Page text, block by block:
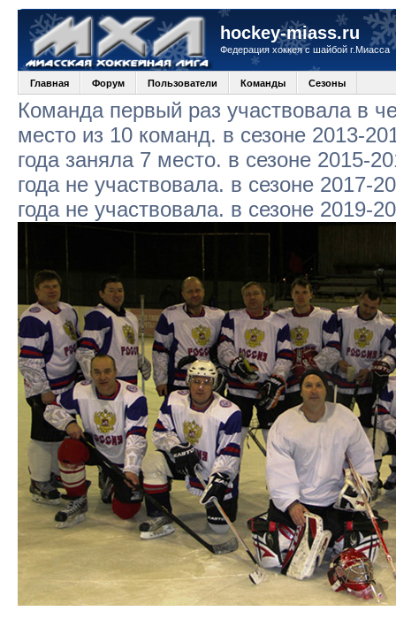
hockey-miass.ru
Федерация хоккея с шайбой г.Миасса
Главная Форум Пользователи Команды Сезоны
Команда первый раз участвовала в
место из 10 команд. в сезоне 2013-
года заняла 7 место. в сезоне 2015-
года не участвовала. в сезоне 2017-
года не участвовала. в сезоне 2019-